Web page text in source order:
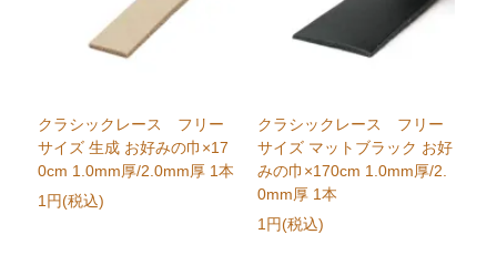
クラシックレース フリー
サイズ 生成 お好みの巾×17
0cm 1.0mm厚/2.0mm厚 1本
1円(税込)
クラシックレース フリー
サイズ マットブラック お好
みの巾×170cm 1.0mm厚/2.
0mm厚 1本
1円(税込)